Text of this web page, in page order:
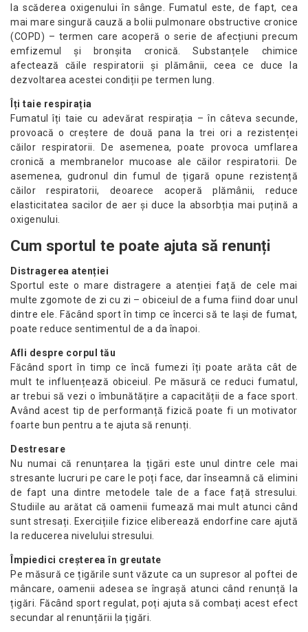
la scăderea oxigenului în sânge. Fumatul este, de fapt, cea
mai mare singură cauză a bolii pulmonare obstructive cronice
(COPD) – termen care acoperă o serie de afecțiuni precum
emfizemul și bronșita cronică. Substanțele chimice
afectează căile respiratorii și plămânii, ceea ce duce la
dezvoltarea acestei condiții pe termen lung.
Îți taie respirația
Fumatul îți taie cu adevărat respirația – în câteva secunde,
provoacă o creștere de două pana la trei ori a rezistenței
căilor respiratorii. De asemenea, poate provoca umflarea
cronică a membranelor mucoase ale căilor respiratorii. De
asemenea, gudronul din fumul de țigară opune rezistență
căilor respiratorii, deoarece acoperă plămânii, reduce
elasticitatea sacilor de aer și duce la absorbția mai puțină a
oxigenului.
Cum sportul te poate ajuta să renunți
Distragerea atenției
Sportul este o mare distragere a atenției față de cele mai
multe zgomote de zi cu zi – obiceiul de a fuma fiind doar unul
dintre ele. Făcând sport în timp ce încerci să te lași de fumat,
poate reduce sentimentul de a da înapoi.
Afli despre corpul tău
Făcând sport în timp ce încă fumezi îți poate arăta cât de
mult te influențează obiceiul. Pe măsură ce reduci fumatul,
ar trebui să vezi o îmbunătățire a capacității de a face sport.
Având acest tip de performanță fizică poate fi un motivator
foarte bun pentru a te ajuta să renunți.
Destresare
Nu numai că renunțarea la țigări este unul dintre cele mai
stresante lucruri pe care le poți face, dar înseamnă că elimini
de fapt una dintre metodele tale de a face față stresului.
Studiile au arătat că oamenii fumează mai mult atunci când
sunt stresați. Exercițiile fizice eliberează endorfine care ajută
la reducerea nivelului stresului.
Împiedici creșterea în greutate
Pe măsură ce țigările sunt văzute ca un supresor al poftei de
mâncare, oamenii adesea se îngrașă atunci când renunță la
țigări. Făcând sport regulat, poți ajuta să combați acest efect
secundar al renunțării la țigări.